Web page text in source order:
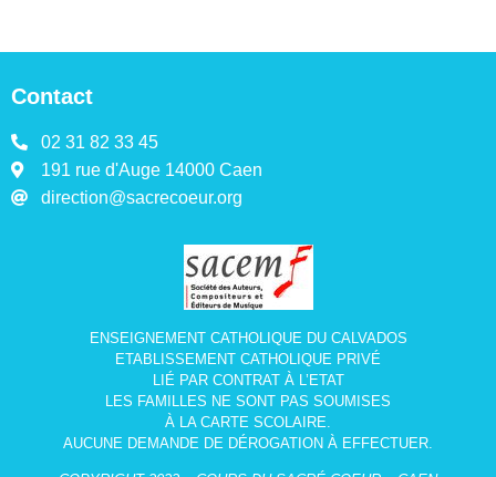
Contact
02 31 82 33 45
191 rue d'Auge 14000 Caen
direction@sacrecoeur.org
ENSEIGNEMENT CATHOLIQUE DU CALVADOS
ETABLISSEMENT CATHOLIQUE PRIVÉ
LIÉ PAR CONTRAT À L’ETAT
LES FAMILLES NE SONT PAS SOUMISES
À LA CARTE SCOLAIRE.
AUCUNE DEMANDE DE DÉROGATION À EFFECTUER.